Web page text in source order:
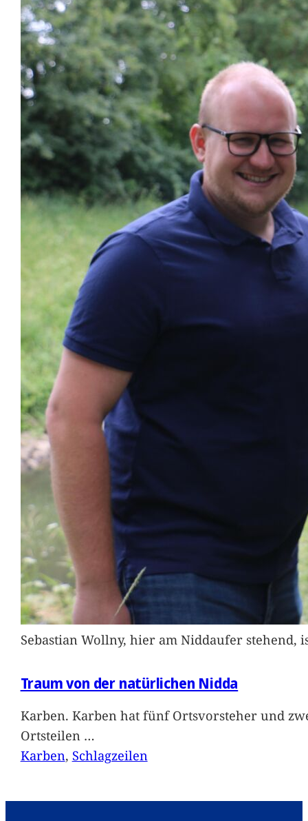
Sebastian Wollny, hier am Niddaufer
Traum von der natürlichen Nidda
Karben. Karben hat fünf Ortsvorsteher und
Ortsteilen …
Karben, Schlagzeilen